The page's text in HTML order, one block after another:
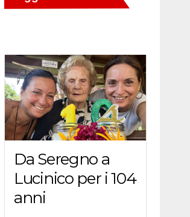
Da Seregno a
Lucinico per i 104
anni